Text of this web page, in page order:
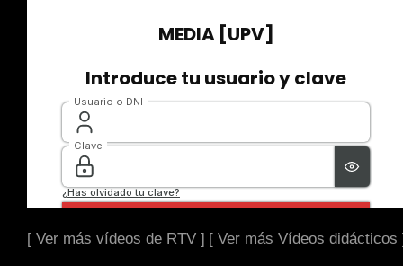
[ Ver más vídeos de RTV ] [ Ver más Vídeos didácticos